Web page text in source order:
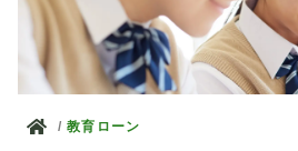
ホーム
教育ローン